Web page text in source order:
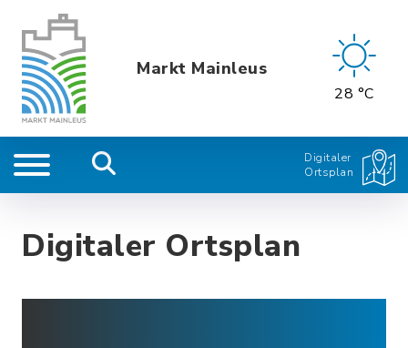
Markt Mainleus
28 °C
Digitaler
Ortsplan
Digitaler Ortsplan